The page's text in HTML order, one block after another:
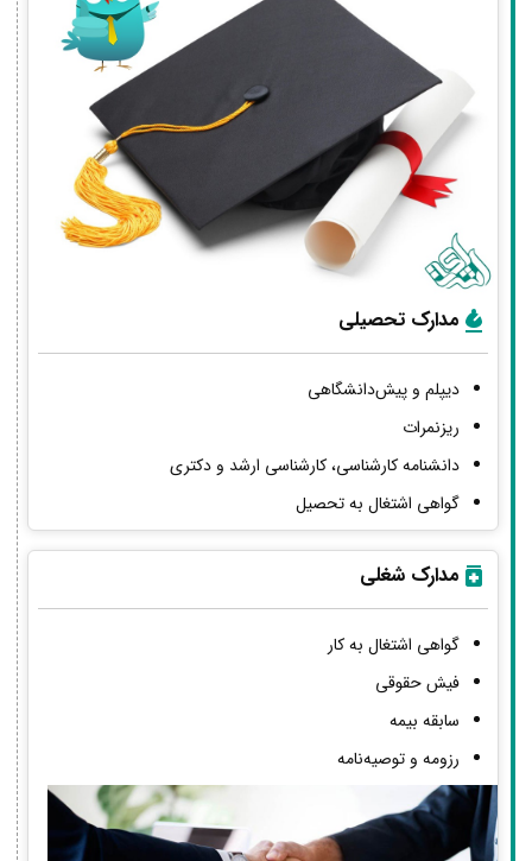
مدارک تحصیلی
دیپلم و پیش‌دانشگاهی
ریزنمرات
دانشنامه کارشناسی، کارشناسی ارشد و دکتری
گواهی اشتغال به تحصیل
مدارک شغلی
گواهی اشتغال به کار
فیش حقوقی
سابقه بیمه
رزومه و توصیه‌نامه